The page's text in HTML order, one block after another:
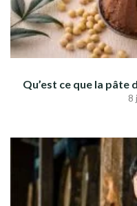
Qu’est ce que la pâte
8